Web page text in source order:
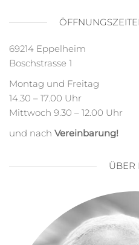
69214 Eppelheim
Boschstrasse 1
Montag und Freitag
14.30 – 17.00 Uhr
Mittwoch 9.30 – 12.00 Uhr
und nach Vereinbarung!
ÜBER